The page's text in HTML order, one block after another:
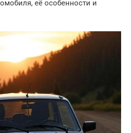
её особенности и